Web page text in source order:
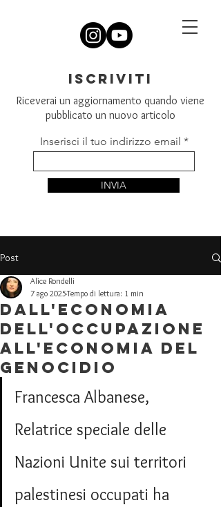
iscriviti
Riceverai un aggiornamento quando viene
pubblicato un nuovo articolo
Inserisci il tuo indirizzo email
INVIA
Post
Dall'economia
dell'occupazione
all'economia del
genocidio
Alice Rondelli
7 ago 2025Tempo di lettura: 1 min
Francesca Albanese,
Relatrice speciale delle
Nazioni Unite sui territori
palestinesi occupati ha